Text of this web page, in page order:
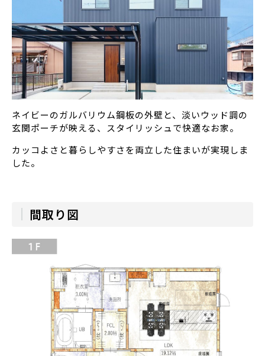
ネイビーのガルバリウム鋼板の外壁と、淡いウッド調の
玄関ポーチが映える、スタイリッシュで快適なお家。
カッコよさと暮らしやすさを両立した住まいが実現しま
した。
間取り図